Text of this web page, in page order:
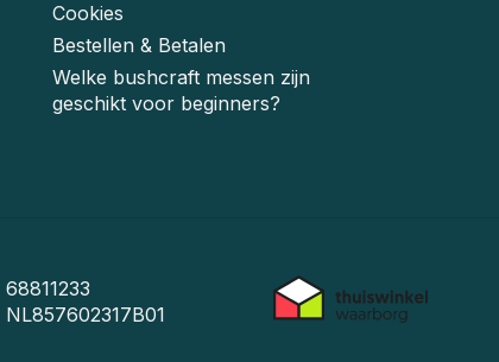
Cookies
Bestellen & Betalen
Welke bushcraft messen zijn
geschikt voor beginners?
68811233
NL857602317B01